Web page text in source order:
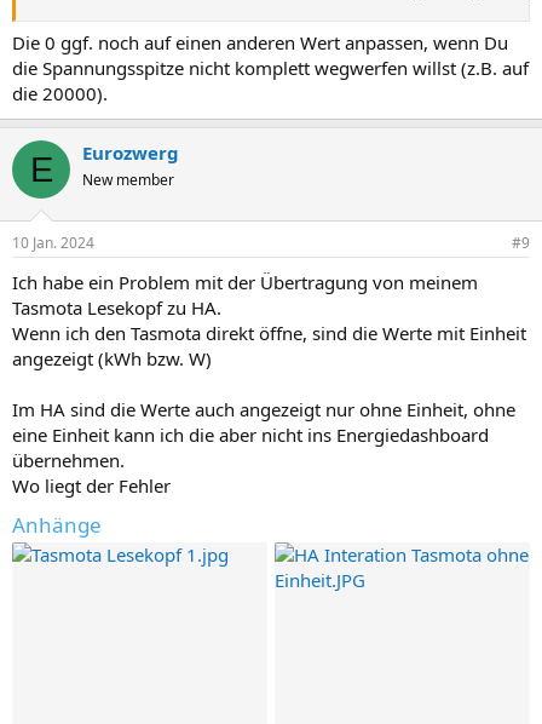
Die 0 ggf. noch auf einen anderen Wert anpassen, wenn Du
die Spannungsspitze nicht komplett wegwerfen willst (z.B. auf
die 20000).
E Eurozwerg
New member
10 Jan. 2024 #9
Ich habe ein Problem mit der Übertragung von meinem
Tasmota Lesekopf zu HA.
Wenn ich den Tasmota direkt öffne, sind die Werte mit Einheit
angezeigt (kWh bzw. W)
Im HA sind die Werte auch angezeigt nur ohne Einheit, ohne
eine Einheit kann ich die aber nicht ins Energiedashboard
übernehmen.
Wo liegt der Fehler
Anhänge